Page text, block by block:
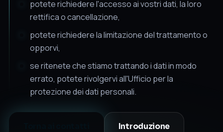
potete richiedere l'accesso ai vostri dati, la loro
rettifica o cancellazione,
potete richiedere la limitazione del trattamento o
opporvi,
se ritenete che stiamo trattando i dati in modo
errato, potete rivolgervi all'Ufficio per la
protezione dei dati personali.
Introduzione